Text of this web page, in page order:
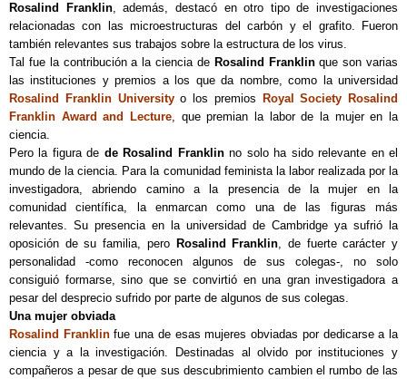
Rosalind Franklin, además, destacó en otro tipo de investigaciones
relacionadas con las microestructuras del carbón y el grafito. Fueron
también relevantes sus trabajos sobre la estructura de los virus.
Tal fue la contribución a la ciencia de Rosalind Franklinque son varias
las instituciones y premios a los que da nombre, como la universidad
Rosalind Franklin Universityo los premios
Royal Society Rosalind
Franklin Award and Lecture, que premian la labor de la mujer en la
ciencia.
Pero la figura de de Rosalind Franklinno solo ha sido relevante en el
mundo de la ciencia. Para la comunidad feminista la labor realizada por la
investigadora, abriendo camino a la presencia de la mujer en la
comunidad científica, la enmarcan como una de las figuras más
relevantes. Su presencia en la universidad de Cambridge ya sufrió la
oposición de su familia, pero Rosalind Franklin, de fuerte carácter y
personalidad -como reconocen algunos de sus colegas-, no solo
consiguió formarse, sino que se convirtió en una gran investigadora a
pesar del desprecio sufrido por parte de algunos de sus colegas.
Una mujer obviada
Rosalind Franklinfue una de esas mujeres obviadas por dedicarse a la
ciencia y a la investigación. Destinadas al olvido por instituciones y
compañeros a pesar de que sus descubrimiento cambien el rumbo de las